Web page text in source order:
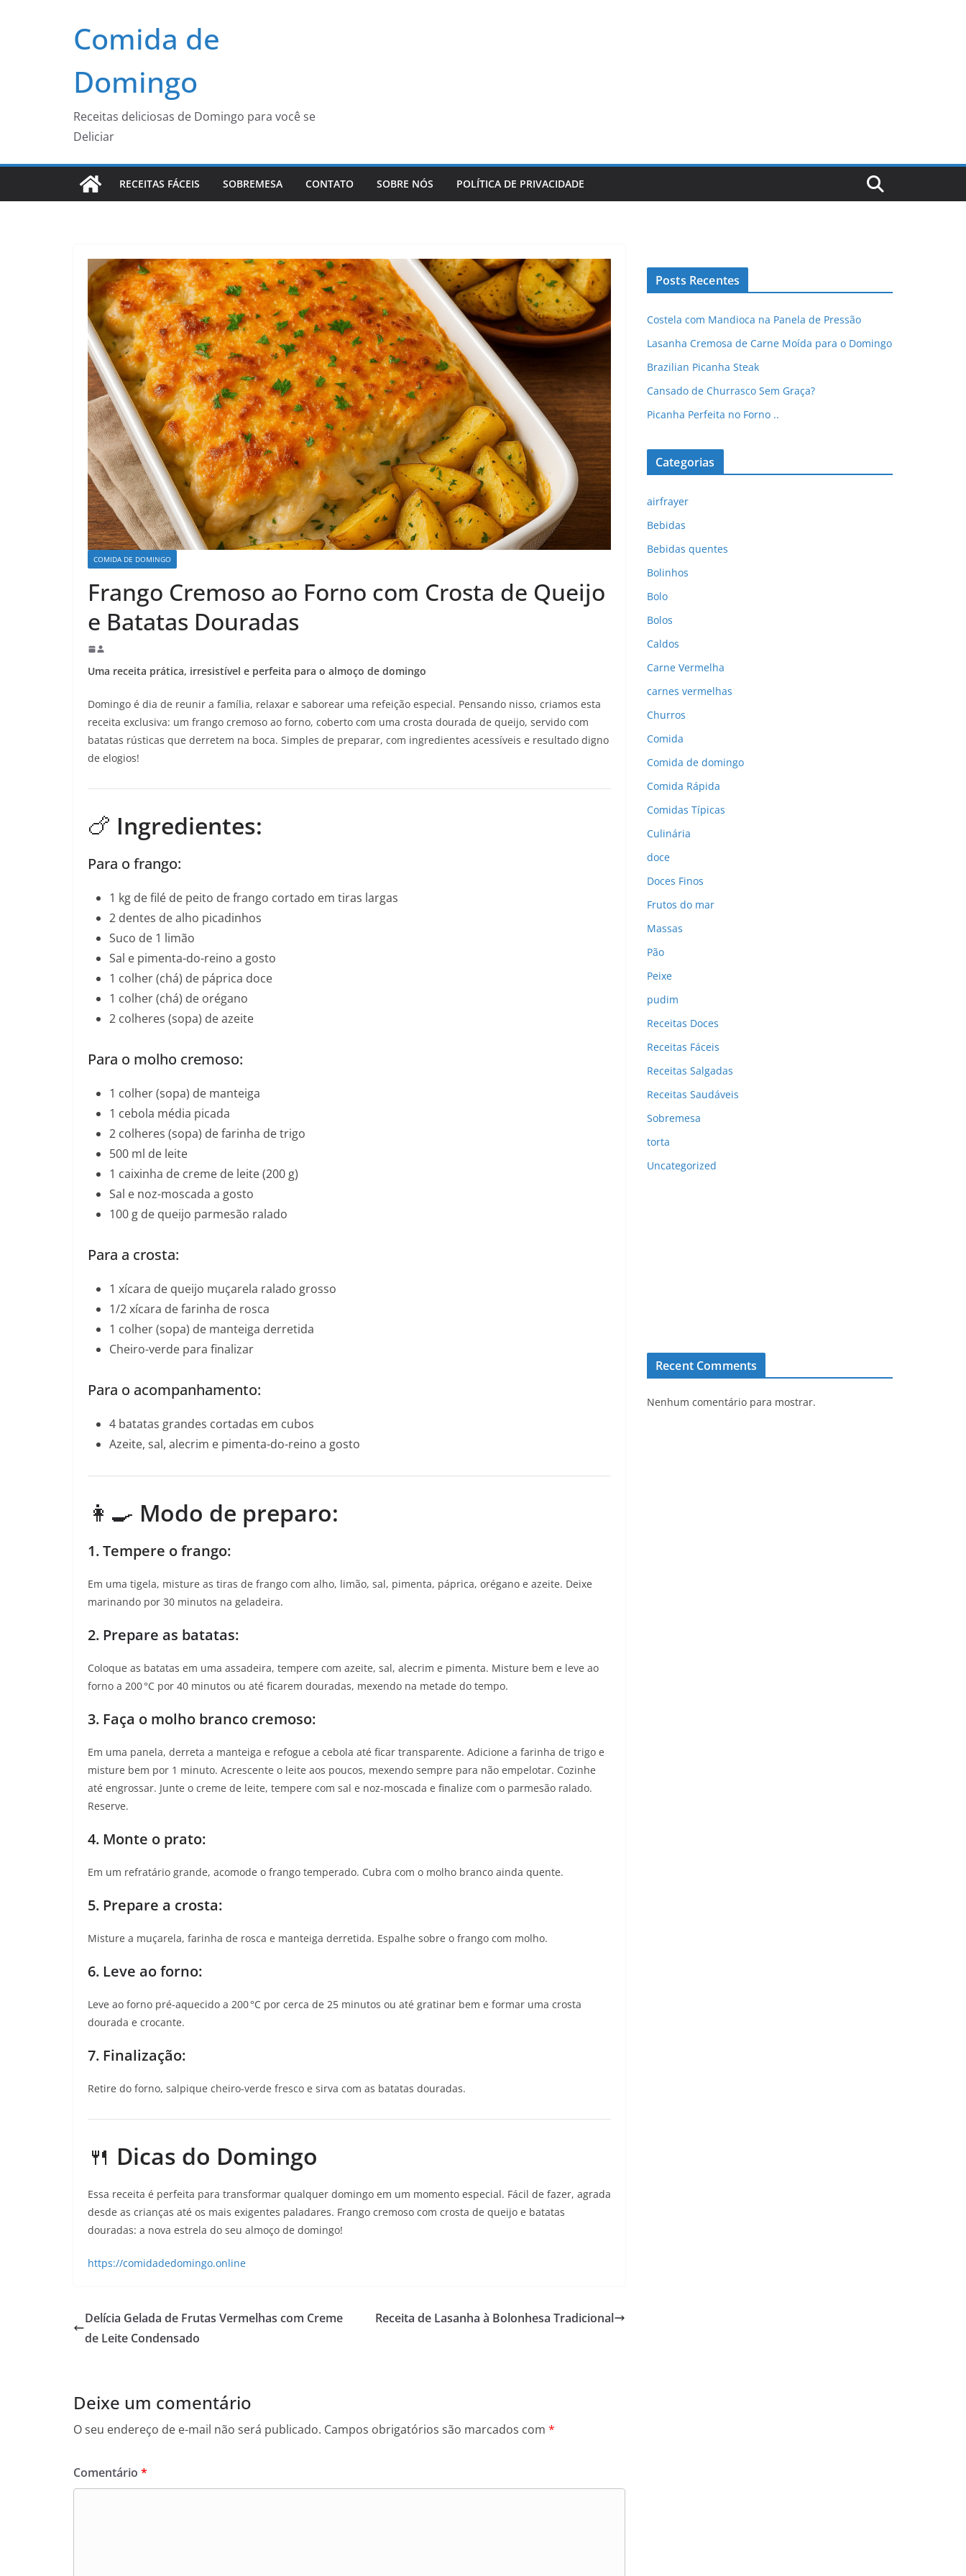
Comida de
Domingo
Receitas deliciosas de Domingo para você se
Deliciar
RECEITAS FÁCEIS SOBREMESA CONTATO SOBRE NÓS POLÍTICA DE PRIVACIDADE
COMIDA DE DOMINGO
Frango Cremoso ao Forno com Crosta de Queijo
e Batatas Douradas
Uma receita prática, irresistível e perfeita para o almoço de domingo
Domingo é dia de reunir a família, relaxar e saborear uma refeição especial. Pensando nisso, criamos esta
receita exclusiva: um frango cremoso ao forno, coberto com uma crosta dourada de queijo, servido com
batatas rústicas que derretem na boca. Simples de preparar, com ingredientes acessíveis e resultado digno
de elogios!
🍗 Ingredientes:
Para o frango:
1 kg de filé de peito de frango cortado em tiras largas
2 dentes de alho picadinhos
Suco de 1 limão
Sal e pimenta-do-reino a gosto
1 colher (chá) de páprica doce
1 colher (chá) de orégano
2 colheres (sopa) de azeite
Para o molho cremoso:
1 colher (sopa) de manteiga
1 cebola média picada
2 colheres (sopa) de farinha de trigo
500 ml de leite
1 caixinha de creme de leite (200 g)
Sal e noz-moscada a gosto
100 g de queijo parmesão ralado
Para a crosta:
1 xícara de queijo muçarela ralado grosso
1/2 xícara de farinha de rosca
1 colher (sopa) de manteiga derretida
Cheiro-verde para finalizar
Para o acompanhamento:
4 batatas grandes cortadas em cubos
Azeite, sal, alecrim e pimenta-do-reino a gosto
👩‍🍳 Modo de preparo:
1. Tempere o frango:
Em uma tigela, misture as tiras de frango com alho, limão, sal, pimenta, páprica, orégano e azeite. Deixe
marinando por 30 minutos na geladeira.
2. Prepare as batatas:
Coloque as batatas em uma assadeira, tempere com azeite, sal, alecrim e pimenta. Misture bem e leve ao
forno a 200 °C por 40 minutos ou até ficarem douradas, mexendo na metade do tempo.
3. Faça o molho branco cremoso:
Em uma panela, derreta a manteiga e refogue a cebola até ficar transparente. Adicione a farinha de trigo e
misture bem por 1 minuto. Acrescente o leite aos poucos, mexendo sempre para não empelotar. Cozinhe
até engrossar. Junte o creme de leite, tempere com sal e noz-moscada e finalize com o parmesão ralado.
Reserve.
4. Monte o prato:
Em um refratário grande, acomode o frango temperado. Cubra com o molho branco ainda quente.
5. Prepare a crosta:
Misture a muçarela, farinha de rosca e manteiga derretida. Espalhe sobre o frango com molho.
6. Leve ao forno:
Leve ao forno pré-aquecido a 200 °C por cerca de 25 minutos ou até gratinar bem e formar uma crosta
dourada e crocante.
7. Finalização:
Retire do forno, salpique cheiro-verde fresco e sirva com as batatas douradas.
🍴 Dicas do Domingo
Essa receita é perfeita para transformar qualquer domingo em um momento especial. Fácil de fazer, agrada
desde as crianças até os mais exigentes paladares. Frango cremoso com crosta de queijo e batatas
douradas: a nova estrela do seu almoço de domingo!
https://comidadedomingo.online
Delícia Gelada de Frutas Vermelhas com Creme
de Leite Condensado
Receita de Lasanha à Bolonhesa Tradicional
Deixe um comentário
O seu endereço de e-mail não será publicado. Campos obrigatórios são marcados com *
Comentário *
Posts Recentes
Costela com Mandioca na Panela de Pressão
Lasanha Cremosa de Carne Moída para o Domingo
Brazilian Picanha Steak
Cansado de Churrasco Sem Graça?
Picanha Perfeita no Forno ..
Categorias
airfrayer
Bebidas
Bebidas quentes
Bolinhos
Bolo
Bolos
Caldos
Carne Vermelha
carnes vermelhas
Churros
Comida
Comida de domingo
Comida Rápida
Comidas Típicas
Culinária
doce
Doces Finos
Frutos do mar
Massas
Pão
Peixe
pudim
Receitas Doces
Receitas Fáceis
Receitas Salgadas
Receitas Saudáveis
Sobremesa
torta
Uncategorized
Recent Comments
Nenhum comentário para mostrar.